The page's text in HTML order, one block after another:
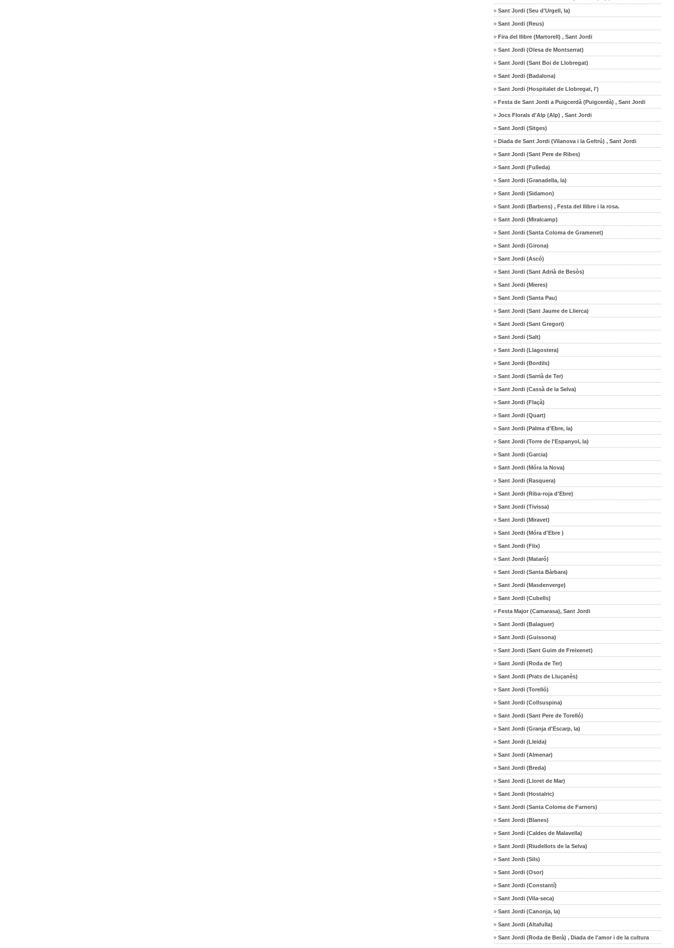
» Sant Jordi (Seu d'Urgell, la)
» Sant Jordi (Reus)
» Fira del llibre (Martorell) , Sant Jordi
» Sant Jordi (Olesa de Montserrat)
» Sant Jordi (Sant Boi de Llobregat)
» Sant Jordi (Badalona)
» Sant Jordi (Hospitalet de Llobregat, l')
» Festa de Sant Jordi a Puigcerdà (Puigcerdà) , Sant Jordi
» Jocs Florals d'Alp (Alp) , Sant Jordi
» Sant Jordi (Sitges)
» Diada de Sant Jordi (Vilanova i la Geltrú) , Sant Jordi
» Sant Jordi (Sant Pere de Ribes)
» Sant Jordi (Fulleda)
» Sant Jordi (Granadella, la)
» Sant Jordi (Sidamon)
» Sant Jordi (Barbens) , Festa del llibre i la rosa.
» Sant Jordi (Miralcamp)
» Sant Jordi (Santa Coloma de Gramenet)
» Sant Jordi (Girona)
» Sant Jordi (Ascó)
» Sant Jordi (Sant Adrià de Besòs)
» Sant Jordi (Mieres)
» Sant Jordi (Santa Pau)
» Sant Jordi (Sant Jaume de Llierca)
» Sant Jordi (Sant Gregori)
» Sant Jordi (Salt)
» Sant Jordi (Llagostera)
» Sant Jordi (Bordils)
» Sant Jordi (Sarrià de Ter)
» Sant Jordi (Cassà de la Selva)
» Sant Jordi (Flaçà)
» Sant Jordi (Quart)
» Sant Jordi (Palma d'Ebre, la)
» Sant Jordi (Torre de l'Espanyol, la)
» Sant Jordi (Garcia)
» Sant Jordi (Móra la Nova)
» Sant Jordi (Rasquera)
» Sant Jordi (Riba-roja d'Ebre)
» Sant Jordi (Tivissa)
» Sant Jordi (Miravet)
» Sant Jordi (Móra d'Ebre )
» Sant Jordi (Flix)
» Sant Jordi (Mataró)
» Sant Jordi (Santa Bàrbara)
» Sant Jordi (Masdenverge)
» Sant Jordi (Cubells)
» Festa Major (Camarasa), Sant Jordi
» Sant Jordi (Balaguer)
» Sant Jordi (Guissona)
» Sant Jordi (Sant Guim de Freixenet)
» Sant Jordi (Roda de Ter)
» Sant Jordi (Prats de Lluçanès)
» Sant Jordi (Torelló)
» Sant Jordi (Collsuspina)
» Sant Jordi (Sant Pere de Torelló)
» Sant Jordi (Granja d'Escarp, la)
» Sant Jordi (Lleida)
» Sant Jordi (Almenar)
» Sant Jordi (Breda)
» Sant Jordi (Lloret de Mar)
» Sant Jordi (Hostalric)
» Sant Jordi (Santa Coloma de Farners)
» Sant Jordi (Blanes)
» Sant Jordi (Caldes de Malavella)
» Sant Jordi (Riudellots de la Selva)
» Sant Jordi (Sils)
» Sant Jordi (Osor)
» Sant Jordi (Constantí)
» Sant Jordi (Vila-seca)
» Sant Jordi (Canonja, la)
» Sant Jordi (Altafulla)
» Sant Jordi (Roda de Berà) , Diada de l'amor i de la cultura